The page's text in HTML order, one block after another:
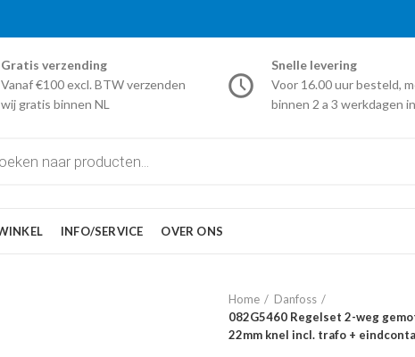
Gratis verzending
Vanaf €100 excl. BTW verzenden
wij gratis binnen NL
Snelle levering
Voor 16.00 uur besteld,
binnen 2 a 3 werkdagen
INFO/SERVICE OVER ONS
Home
Danfoss
082G5460 Regelset 2-weg
22mm knel incl. trafo +